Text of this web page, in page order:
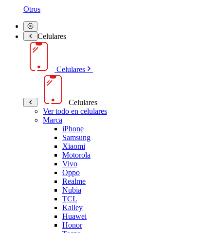
Otros
Celulares
Celulares
Celulares
Ver todo en celulares
Marca
iPhone
Samsung
Xiaomi
Motorola
Vivo
Oppo
Realme
Nubia
TCL
Kalley
Huawei
Honor